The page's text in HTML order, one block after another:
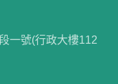
一號(行政大樓112